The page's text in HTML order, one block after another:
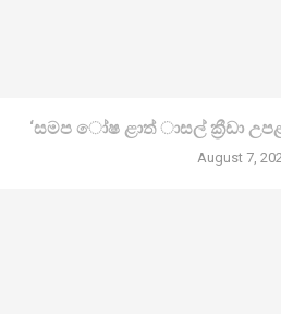
‘සමප ෝෂ ළාත් ාසල් ක්‍රීඩා
August 7,